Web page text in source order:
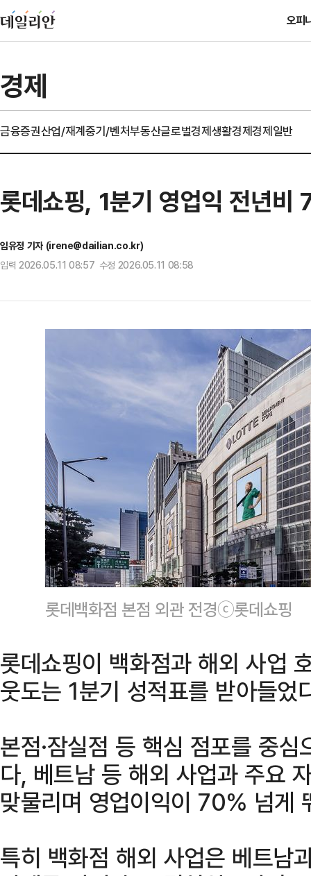
오피
경제
금융증권산업/재계중기/벤처부동산글로벌경제생활경제경제일반
롯데쇼핑, 1분기 영업익 전년
임유정 기자 (irene@dailian.co.kr)
입력 2026.05.11 08:57 수정 2026.05.11 08:58
롯데백화점 본점 외관 전경ⓒ롯데쇼핑
롯데쇼핑이 백화점과 해외 사업
웃도는 1분기 성적표를 받아들었
본점·잠실점 등 핵심 점포를 중
다, 베트남 등 해외 사업과 주요
맞물리며 영업이익이 70% 넘게
특히 백화점 해외 사업은 베트남